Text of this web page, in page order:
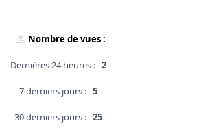
Nombre de vues :
Dernières 24 heures : 2
7 derniers jours : 5
30 derniers jours : 25